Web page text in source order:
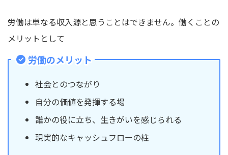
労働は単なる収入源と思うことはできません。働くことの
メリットとして
労働のメリット
社会とのつながり
自分の価値を発揮する場
誰かの役に立ち、生きがいを感じられる
現実的なキャッシュフローの柱